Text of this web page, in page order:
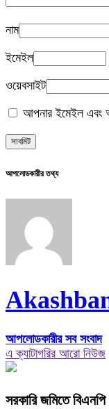
নাম
ইমেইল
ওয়েবসাইট
আপনার ইমেইল এবং
আপলোডকারীর তথ্য
আপলোডকারীর সব সংবাদ
এ ক্যাটাগরির আরো নিউজ
সরকারি জমিতে